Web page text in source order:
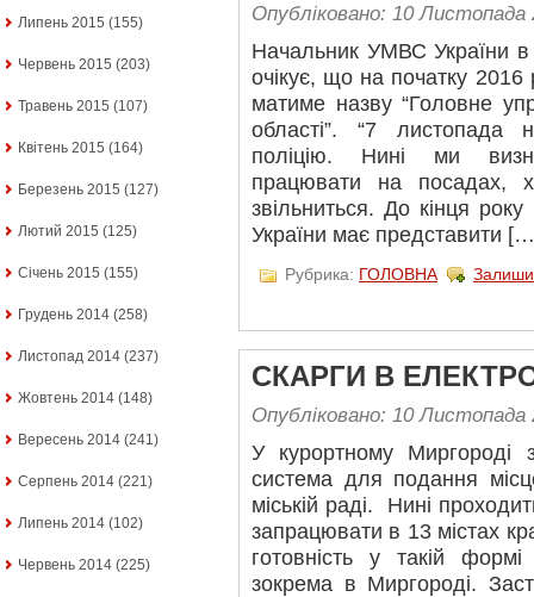
Липень 2015 (155)
Червень 2015 (203)
Травень 2015 (107)
Квітень 2015 (164)
Березень 2015 (127)
Лютий 2015 (125)
Січень 2015 (155)
Грудень 2014 (258)
Листопад 2014 (237)
Жовтень 2014 (148)
Вересень 2014 (241)
Серпень 2014 (221)
Липень 2014 (102)
Червень 2014 (225)
Опубліковано: 10 Листопада
Начальник УМВС України в
очікує, що на початку
матиме назву “Головне
області”. “7 листопада
поліцію. Нині ми
працювати на посадах,
звільниться. До кінця року
України має представити
Рубрика: ГОЛОВНА
СКАРГИ В
Опубліковано: 10 Листопада
У курортному Миргороді
система для подання
міській раді. Нині
запрацювати в 13 містах
готовність у такій
зокрема в Миргороді.